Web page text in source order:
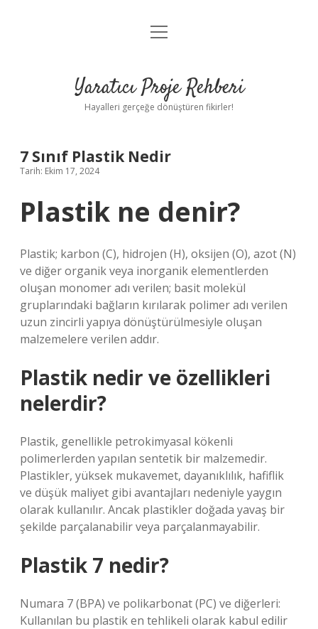
Anasayfa
Yasal Uyarı
menüyü
Yaratıcı Proje Rehberi
Hayalleri gerçeğe dönüştüren fikirler!
7 Sınıf Plastik Nedir
Tarih: Ekim 17, 2024
Plastik ne denir?
Plastik; karbon (C), hidrojen (H), oksijen (O), azot (N)
ve diğer organik veya inorganik elementlerden
oluşan monomer adı verilen; basit molekül
gruplarındaki bağların kırılarak polimer adı verilen
uzun zincirli yapıya dönüştürülmesiyle oluşan
malzemelere verilen addır.
Plastik nedir ve özellikleri
nelerdir?
Plastik, genellikle petrokimyasal kökenli
polimerlerden yapılan sentetik bir malzemedir.
Plastikler, yüksek mukavemet, dayanıklılık, hafiflik
ve düşük maliyet gibi avantajları nedeniyle yaygın
olarak kullanılır. Ancak plastikler doğada yavaş bir
şekilde parçalanabilir veya parçalanmayabilir.
Plastik 7 nedir?
Numara 7 (BPA) ve polikarbonat (PC) ve diğerleri:
Kullanılan bu plastik en tehlikeli olarak kabul edilir